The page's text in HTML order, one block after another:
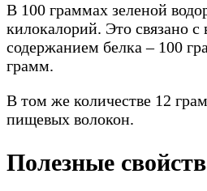
В 100 граммах зеленой
килокалорий. Это связано с
содержанием белка – 100
грамм.
В том же количестве 12
пищевых волокон.
Полезные